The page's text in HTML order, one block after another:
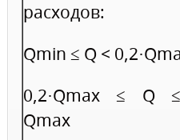
расходов:
Qmin ≤ Q < 0,2·Q
0,2·Qmax ≤ Q
Qmax